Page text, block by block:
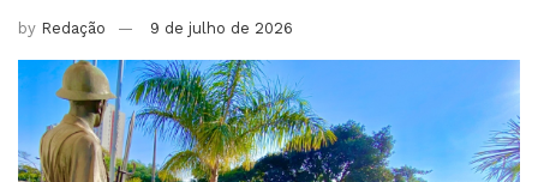
by Redação 9 de julho de 2026